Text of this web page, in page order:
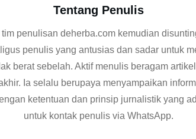
Tentang Penulis
penulisan deherba.com kemudian
penulis yang antusias dan sadar untuk
berat sebelah. Aktif menulis beragam
Ia selalu berupaya menyampaikan
ketentuan dan prinsip jurnalistik yang
untuk kontak penulis via WhatsApp.